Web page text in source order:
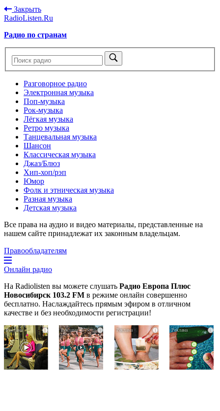
Закрыть
RadioListen.Ru
Радио по странам
Разговорное радио
Электронная музыка
Поп-музыка
Рок-музыка
Лёгкая музыка
Ретро музыка
Танцевальная музыка
Шансон
Классическая музыка
Джаз/Блюз
Хип-хоп/рэп
Юмор
Фолк и этническая музыка
Разная музыка
Детская музыка
Все права на аудио и видео материалы, представленные на
нашем сайте принадлежат их законным владельцам.
Правообладателям
Онлайн радио
На Radiolisten вы можете слушать Радио Европа Плюс
Новосибирск 103.2 FM в режиме онлайн совершенно
бесплатно. Наслаждайтесь прямым эфиром в отличном
качестве и без необходимости регистрации!
i
Королева
вагона
отожгла!
Видео
i
Ржу
переставая,
это
видео
i
Этот
трюк
уничтожает
грибок
i